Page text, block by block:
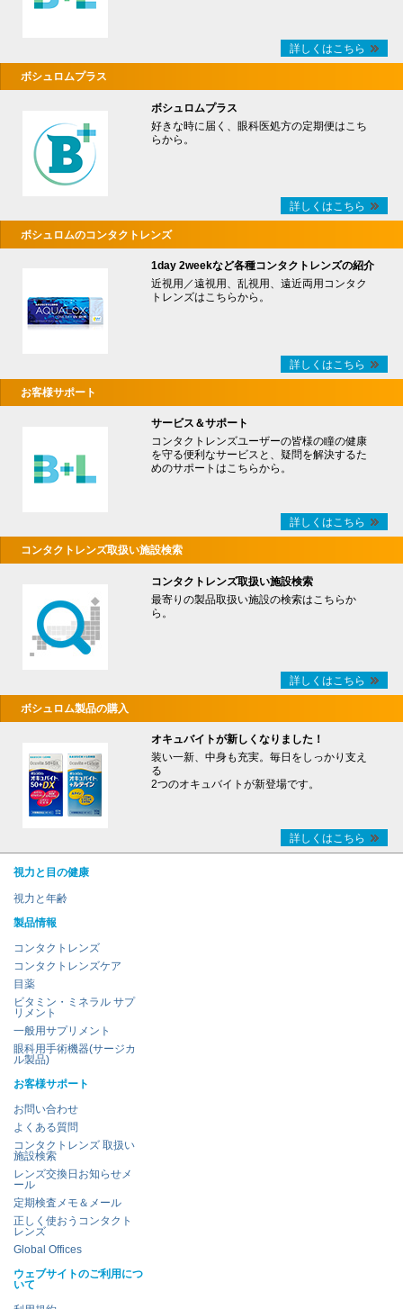
詳しくはこちら
ボシュロムプラス
ボシュロムプラス
好きな時に届く、眼科医処方の定期便はこち
らから。
詳しくはこちら
ボシュロムのコンタクトレンズ
1day 2weekなど各種コンタクトレンズの紹介
近視用／遠視用、乱視用、遠近両用コンタク
トレンズはこちらから。
詳しくはこちら
お客様サポート
サービス＆サポート
コンタクトレンズユーザーの皆様の瞳の健康
を守る便利なサービスと、疑問を解決するた
めのサポートはこちらから。
詳しくはこちら
コンタクトレンズ取扱い施設検索
コンタクトレンズ取扱い施設検索
最寄りの製品取扱い施設の検索はこちらか
ら。
詳しくはこちら
ボシュロム製品の購入
オキュバイトが新しくなりました！
装い一新、中身も充実。毎日をしっかり支え
る
2つのオキュバイトが新登場です。
詳しくはこちら
視力と目の健康
視力と年齢
製品情報
コンタクトレンズ
コンタクトレンズケア
目薬
ビタミン・ミネラル サプ
リメント
一般用サプリメント
眼科用手術機器(サージカ
ル製品)
お客様サポート
お問い合わせ
よくある質問
コンタクトレンズ 取扱い
施設検索
レンズ交換日お知らせメ
ール
定期検査メモ＆メール
正しく使おうコンタクト
レンズ
Global Offices
ウェブサイトのご利用につ
いて